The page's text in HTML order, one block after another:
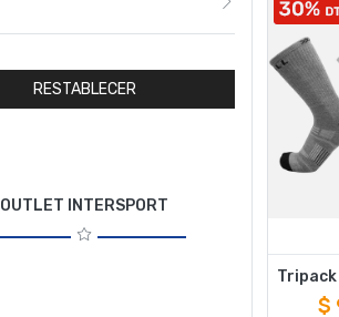
RESTABLECER
OUTLET INTERSPORT
$